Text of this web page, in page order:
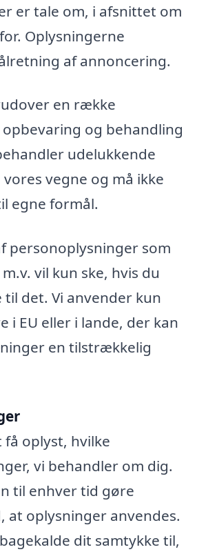
er tale om, i afsnittet om
Oplysningerne
af annoncering.
en række
og behandling
udelukkende
vegne og må ikke
egne formål.
personoplysninger som
vil kun ske, hvis du
det. Vi anvender kun
i EU eller i lande, der kan
en tilstrækkelig
oplyst, hvilke
vi behandler om dig.
til enhver tid gøre
at oplysninger anvendes.
dit samtykke til,